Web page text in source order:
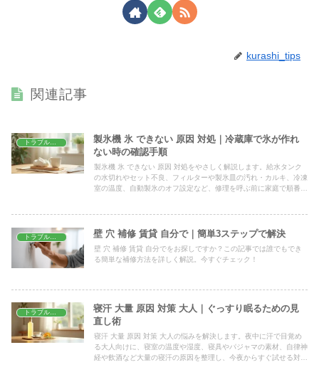
kurashi_tips
関連記事
製氷機 氷 できない 原因 対処｜冷蔵庫で氷が作れ
ない時の確認手順
製氷機 氷 できない 原因 対処をやさしく解説します。給水タンク
の水切れやセット不良、フィルターや製氷皿の汚れ・カルキ、冷凍
室の温度、自動製氷のオフ設定など、修理を呼ぶ前に家庭で順番に
壁 穴 補修 賃貸 自分で｜簡単3ステップで解決
壁 穴 補修 賃貸 自分でをお探しですか？この記事では誰でもでき
る簡単な補修方法を詳しく解説。今すぐチェック！
寝汗 大量 原因 対策 大人｜ぐっすり眠るための見
直し術
寝汗 大量 原因 対策 大人の悩みを解決します。夜中に汗で目覚め
る大人向けに、寝室の温度や湿度、寝具やパジャマの素材、自律神
経や飲酒など大量の寝汗の原因を整理し、今夜からすぐ試せる対策